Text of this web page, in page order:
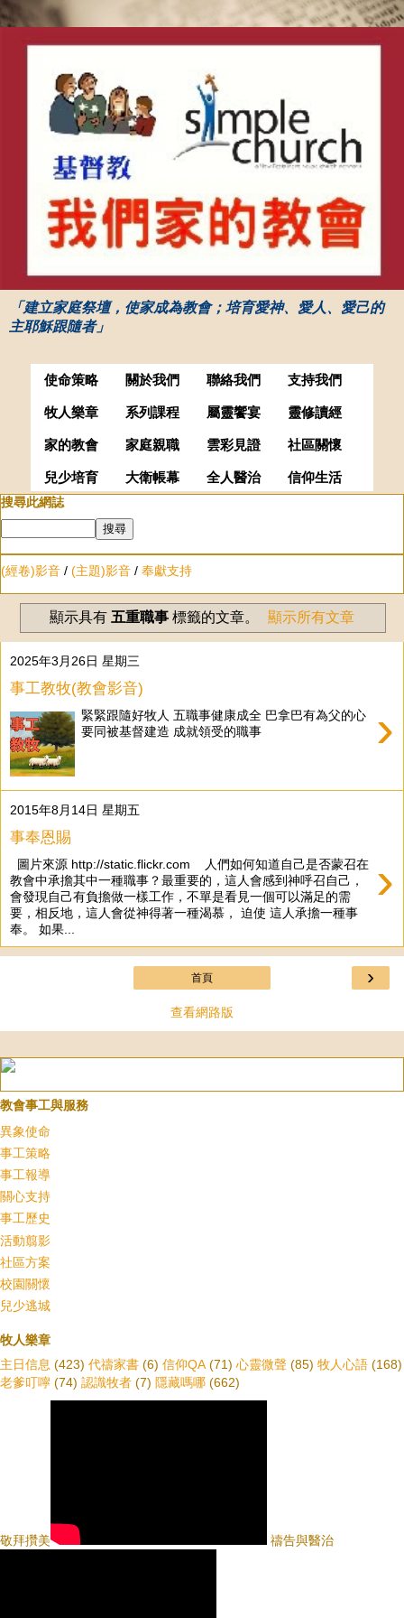
「建立家庭祭壇，使家成為教會；培育愛神、愛人、愛己的
主耶穌跟隨者」
使命策略 關於我們 聯絡我們 支持我們
牧人樂章 系列課程 屬靈饗宴 靈修讀經
家的教會 家庭親職 雲彩見證 社區關懷
兒少培育 大衛帳幕 全人醫治
信仰生活
搜尋此網誌
(經卷)影音 / (主題)影音 / 奉獻支持
顯示具有 五重職事標籤的文章。 顯示所有文章
2025年3月26日 星期三
事工教牧(教會影音)
›
緊緊跟隨好牧人 五職事健康成全 巴拿巴有為父的心
要同被基督建造 成就領受的職事
2015年8月14日 星期五
事奉恩賜
›
圖片來源 http://static.flickr.com 人們如何知道自己是否蒙召在
教會中承擔其中一種職事？最重要的，這人會感到神呼召自己，
會發現自己有負擔做一樣工作，不單是看見一個可以滿足的需
要，相反地，這人會從神得著一種渴慕， 迫使 這人承擔一種事
奉。 如果...
›
首頁
查看網路版
教會事工與服務
異象使命
事工策略
事工報導
關心支持
事工歷史
活動翦影
社區方案
校園關懷
兒少逃城
牧人樂章
主日信息 (423) 代禱家書 (6) 信仰QA (71) 心靈微聲 (85) 牧人心語 (168)
老爹叮嚀 (74) 認識牧者 (7) 隱藏嗎哪 (662)
敬拜攢美 禱告與醫治